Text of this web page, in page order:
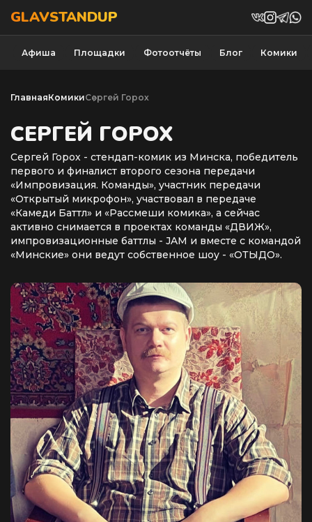
GLAVSTANDUP
Афиша Площадки Фотоотчёты Блог Комики
ГлавнаяКомикиСергей Горох
СЕРГЕЙ ГОРОХ
Сергей Горох - стендап-комик из Минска, победитель
первого и финалист второго сезона передачи
«Импровизация. Команды», участник передачи
«Открытый микрофон», участвовал в передаче
«Камеди Баттл» и «Рассмеши комика», а сейчас
активно снимается в проектах команды «ДВИЖ»,
импровизационные баттлы - JAM и вместе с командой
«Минские» они ведут собственное шоу - «ОТЫДО».